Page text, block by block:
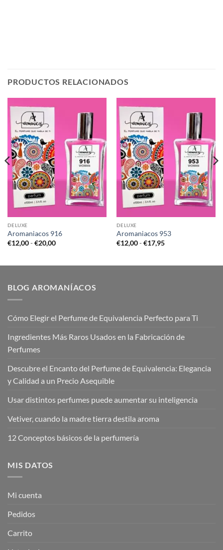
PRODUCTOS RELACIONADOS
DELUXE
Aromaniacos 916
€12,00 - €20,00Rango
DELUXE
Aromaniacos 953
€12,00 - €17,95Rango
BLOG AROMANÍACOS
Cómo Elegir el Perfume de Equivalencia Perfecto para Ti
Ingredientes Más Raros Usados en la Fabricación de
Perfumes
Descubre el Encanto del Perfume de Equivalencia: Elegancia
y Calidad a un Precio Asequible
Usar distintos perfumes puede aumentar su inteligencia
Vetiver, cuando la madre tierra destila aroma
12 Conceptos básicos de la perfumería
MIS DATOS
Mi cuenta
Pedidos
Carrito